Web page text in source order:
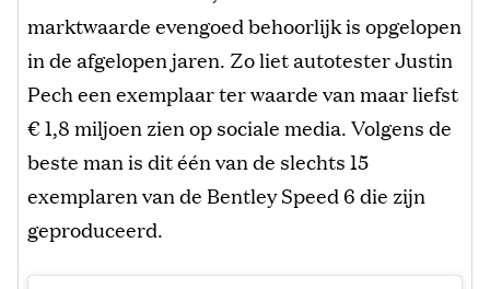
marktwaarde evengoed behoorlijk is opgelopen
in de afgelopen jaren. Zo liet autotester Justin
Pech een exemplaar ter waarde van maar liefst
€ 1,8 miljoen zien op sociale media. Volgens de
beste man is dit één van de slechts 15
exemplaren van de Bentley Speed 6 die zijn
geproduceerd.